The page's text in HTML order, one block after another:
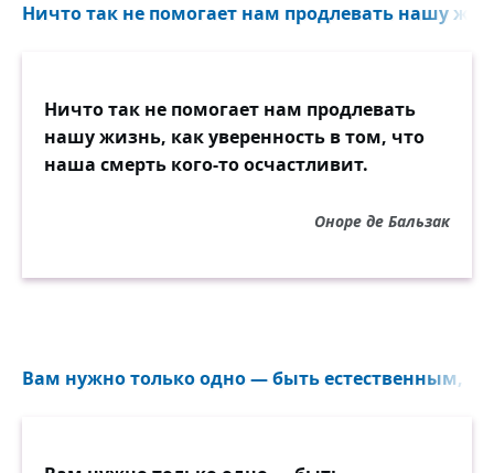
Ничто так не помогает нам продлевать нашу
Ничто так не помогает нам продлевать
нашу жизнь, как уверенность в том, что
наша смерть кого-то осчастливит.
Оноре де Бальзак
Вам нужно только одно — быть естественным,